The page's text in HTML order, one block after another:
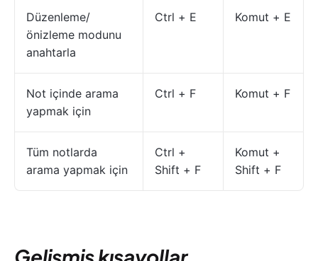
Düzenleme/
önizleme modunu
anahtarla
Ctrl + E Komut + E
Not içinde arama
yapmak için
Ctrl + F Komut + F
Tüm notlarda
arama yapmak için
Ctrl +
Shift + F
Komut +
Shift + F